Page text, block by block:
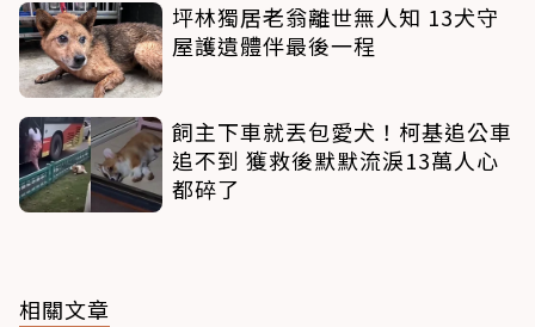
坪林獨居老翁離世無人知 13犬守
屋護遺體伴最後一程
飼主下車就丟包愛犬！柯基追公車
追不到 獲救後默默流淚13萬人心
都碎了
相關文章